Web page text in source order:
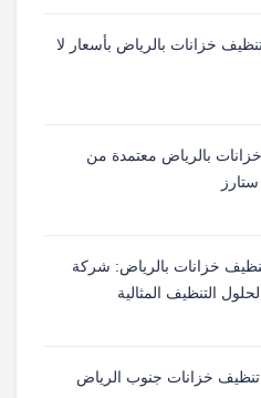
خزانات بالرياض بأسعار لا
بالرياض معتمدة من
خزانات بالرياض: شركة
التنظيف المثالية
خزانات جنوب الرياض